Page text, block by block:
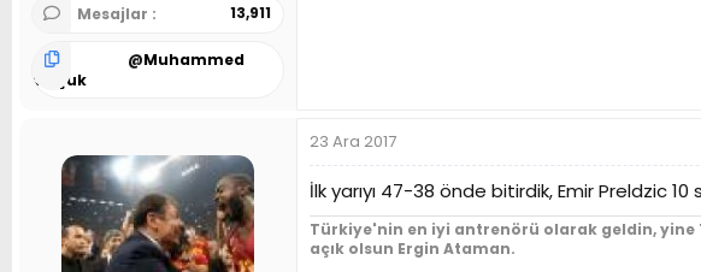
Mesajlar 13,911
@Muhammed
Selçuk
23 Ara 2017
İlk yarıyı 47-38 önde bitirdik, Emir Preldzic
Türkiye'nin en iyi antrenörü olarak geldin,
açık olsun Ergin Ataman.